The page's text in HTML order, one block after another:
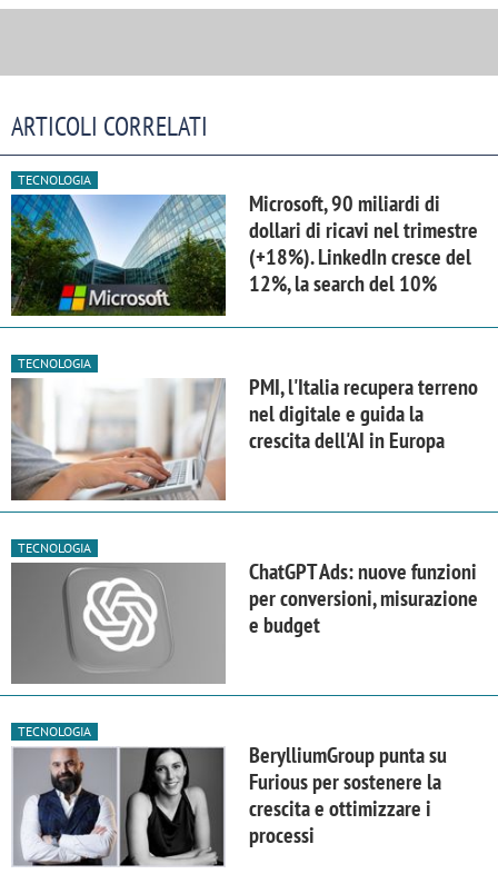
ARTICOLI CORRELATI
TECNOLOGIA
Microsoft, 90 miliardi di
dollari di ricavi nel trimestre
(+18%). LinkedIn cresce del
12%, la search del 10%
TECNOLOGIA
PMI, l'Italia recupera terreno
nel digitale e guida la
crescita dell'AI in Europa
TECNOLOGIA
ChatGPT Ads: nuove funzioni
per conversioni, misurazione
e budget
TECNOLOGIA
BerylliumGroup punta su
Furious per sostenere la
crescita e ottimizzare i
processi